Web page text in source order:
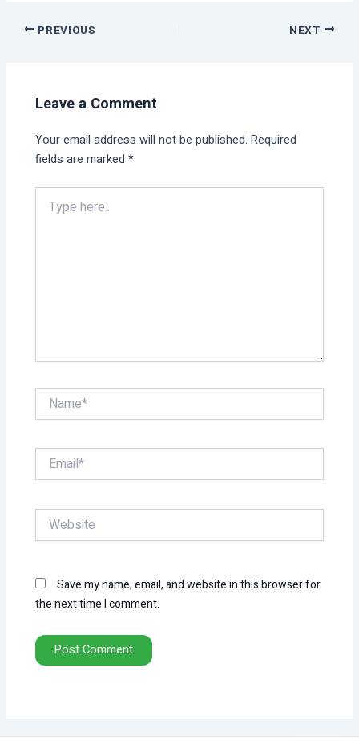
PREVIOUS NEXT
Leave a Comment
Your email address will not be published. Required
fields are marked*
here..
Name*
Email*
Website
Save my name, email, and website in this browser for
the next time I comment.